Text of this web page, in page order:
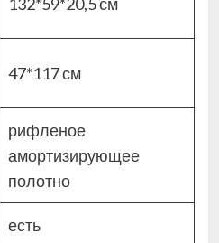
47*117 см
рифленое
амортизирующее
полотно
есть